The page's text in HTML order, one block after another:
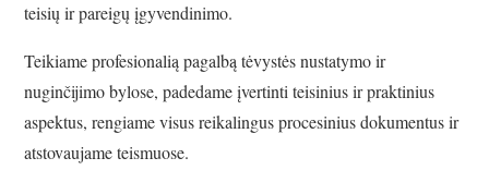
teisių ir pareigų įgyvendinimo.
Teikiame profesionalią pagalbą tėvystės nustatymo ir
nuginčijimo bylose, padedame įvertinti teisinius ir praktinius
aspektus, rengiame visus reikalingus procesinius dokumentus ir
atstovaujame teismuose.